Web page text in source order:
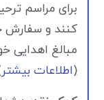
برای مراسم
کنند و سفارش
مبالغ اهدایی
(اطلاعات بیشتر